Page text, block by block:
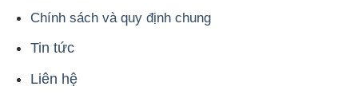
Chính sách và quy định chung
Tin tức
Liên hệ